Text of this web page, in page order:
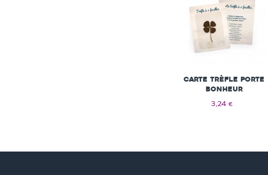
Carte Trèfle porte
bonheur
3,24 €